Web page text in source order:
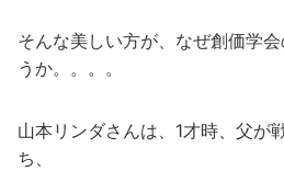
そんな美しい方が、なぜ創価学
うか。。。。
山本リンダさんは、1才時、父が
ち、